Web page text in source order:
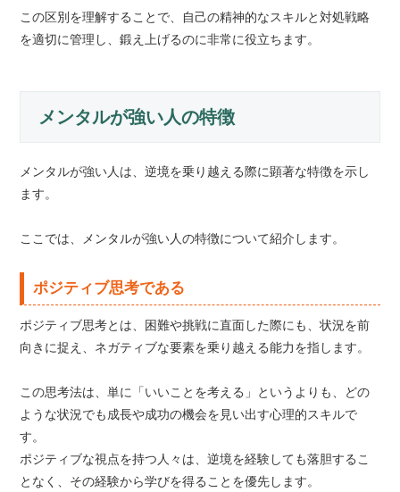
この区別を理解することで、自己の精神的なスキルと対処戦略
を適切に管理し、鍛え上げるのに非常に役立ちます。
メンタルが強い人の特徴
メンタルが強い人は、逆境を乗り越える際に顕著な特徴を示し
ます。
ここでは、メンタルが強い人の特徴について紹介します。
ポジティブ思考である
ポジティブ思考とは、困難や挑戦に直面した際にも、状況を前
向きに捉え、ネガティブな要素を乗り越える能力を指します。
この思考法は、単に「いいことを考える」というよりも、どの
ような状況でも成長や成功の機会を見い出す心理的スキルで
す。
ポジティブな視点を持つ人々は、逆境を経験しても落胆するこ
となく、その経験から学びを得ることを優先します。